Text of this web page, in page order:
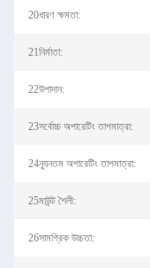
20ধারণ ক্ষমতা:
21নির্মাতা:
22উপাদান:
23সর্বোচ্চ অপারেটিং তাপমাত্রা:
24ন্যূনতম অপারেটিং তাপমাত্রা:
25মাউন্ট শৈলী:
26সামগ্রিক উচ্চতা: